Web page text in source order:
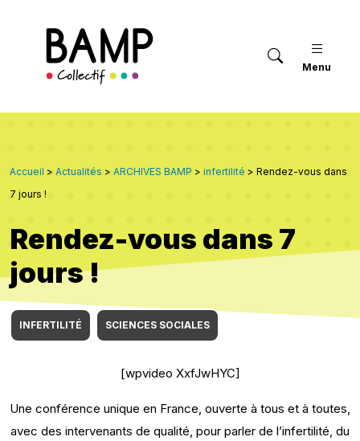
Menu
Accueil > Actualités > ARCHIVES BAMP > infertilité > Rendez-vous dans
7 jours !
Rendez-vous dans 7
jours !
INFERTILITÉ SCIENCES SOCIALES
[wpvideo XxfJwHYC]
Une conférence unique en France, ouverte à tous et à toutes,
avec des intervenants de qualité, pour parler de l’infertilité, du